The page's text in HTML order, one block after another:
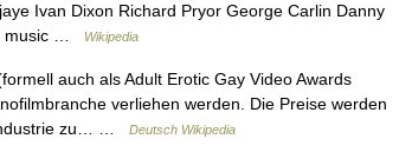
Ivan Dixon Richard Pryor George Carlin Danny
music …
Wikipedia
auch als Adult Erotic Gay Video Awards
verliehen werden. Die Preise werden
zu… …
Deutsch Wikipedia